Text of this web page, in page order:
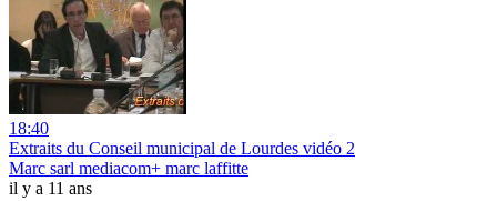
18:40
Extraits du Conseil municipal de Lourdes vidéo 2
Marc sarl mediacom+ marc laffitte
il y a 11 ans